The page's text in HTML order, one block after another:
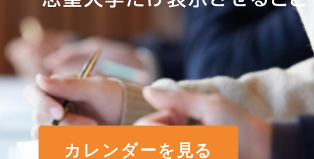
カレンダーを見る